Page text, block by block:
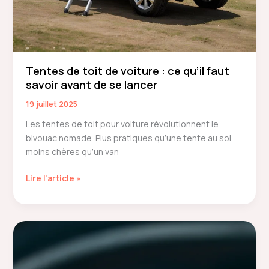
Tentes de toit de voiture : ce qu’il faut
savoir avant de se lancer
19 juillet 2025
Les tentes de toit pour voiture révolutionnent le
bivouac nomade. Plus pratiques qu’une tente au sol,
moins chères qu’un van
Tentes
de
ce
Lire l’article »